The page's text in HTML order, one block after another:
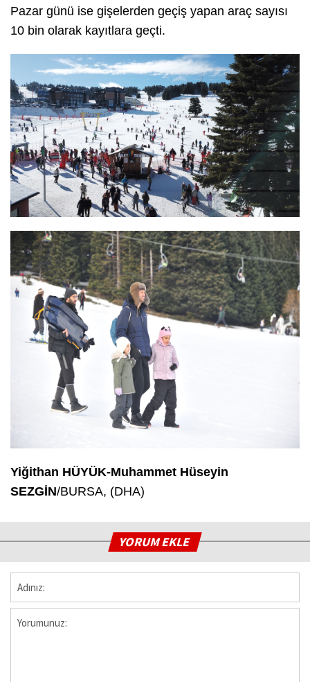
Pazar günü ise gişelerden geçiş yapan araç sayısı
10 bin olarak kayıtlara geçti.
Yiğithan HÜYÜK-Muhammet Hüseyin
SEZGİN/BURSA, (DHA)
YORUM EKLE